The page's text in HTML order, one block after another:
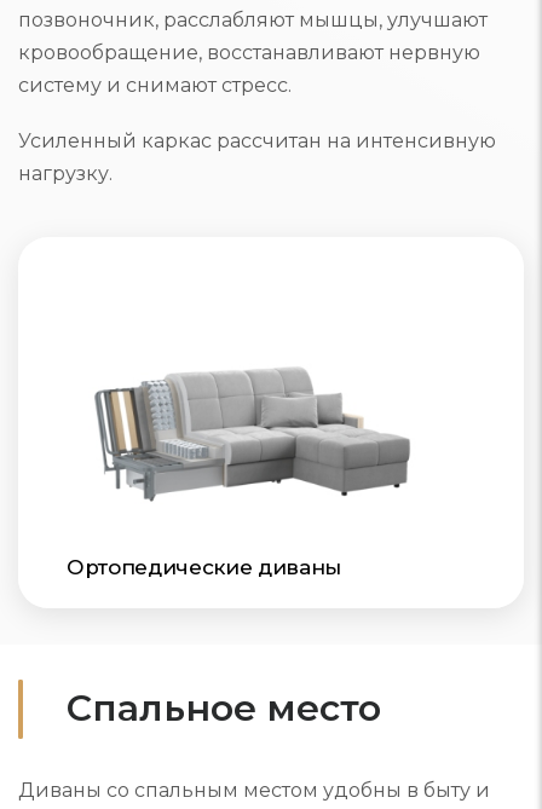
позвоночник, расслабляют мышцы, улучшают
кровообращение, восстанавливают нервную
систему и снимают стресс.
Усиленный каркас рассчитан на интенсивную
нагрузку.
Ортопедические диваны
Спальное место
Диваны со спальным местом удобны в быту и